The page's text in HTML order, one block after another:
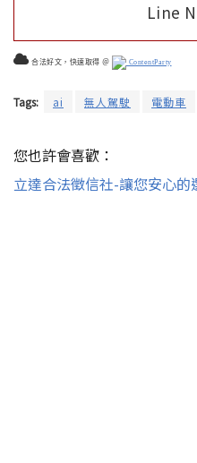
Line
合法好文，快速取得 ＠ ContentParty
Tags: ai 無人駕駛 電動車
您也許會喜歡：
立達合法徵信社-讓您安心的